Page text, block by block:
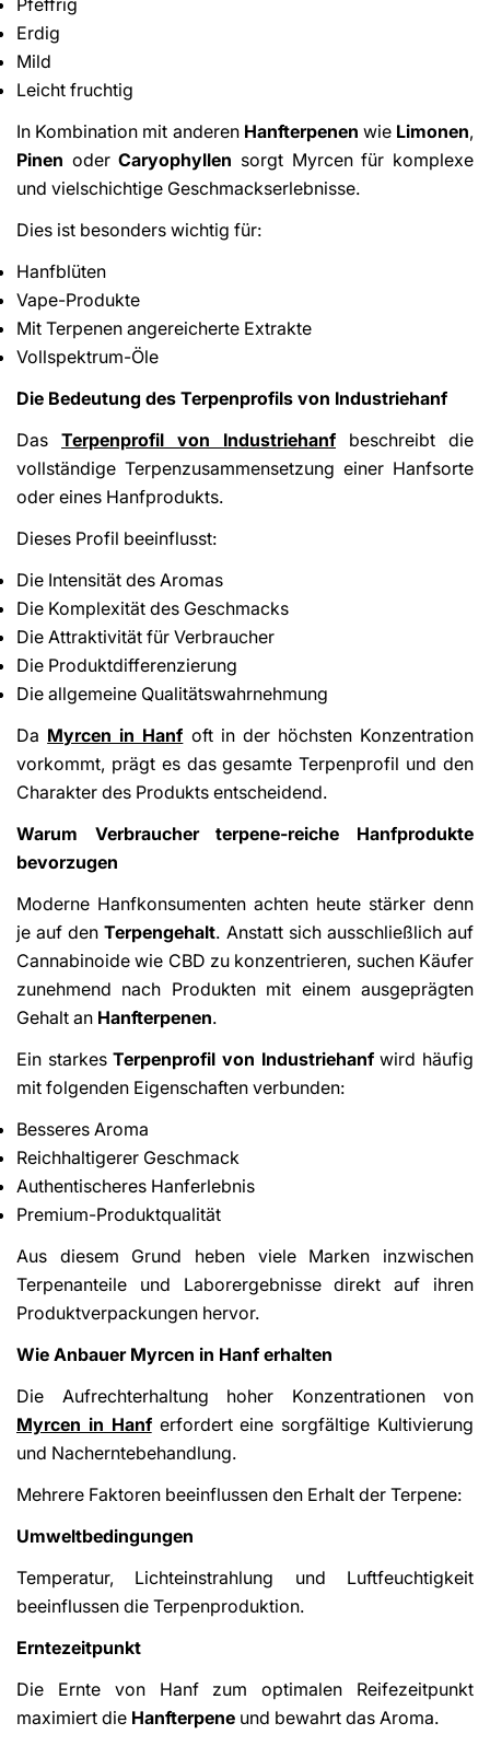
Erdig
Mild
Leicht fruchtig
In Kombination mit anderen Hanfterpenen wie Limonen,
Pinen oderCaryophyllen sorgt Myrcen für komplexe
und vielschichtige Geschmackserlebnisse.
Dies ist besonders wichtig für:
Hanfblüten
Vape-Produkte
Mit Terpenen angereicherte Extrakte
Vollspektrum-Öle
Die Bedeutung des Terpenprofils von Industriehanf
Das Terpenprofil von Industriehanf beschreibt die
vollständige Terpenzusammensetzung einer Hanfsorte
oder eines Hanfprodukts.
Dieses Profil beeinflusst:
Die Intensität des Aromas
Die Komplexität des Geschmacks
Die Attraktivität für Verbraucher
Die Produktdifferenzierung
Die allgemeine Qualitätswahrnehmung
Da Myrcen in Hanf oft in der höchsten Konzentration
vorkommt, prägt es das gesamte Terpenprofil und den
Charakter des Produkts entscheidend.
Warum Verbraucher terpene-reiche Hanfprodukte
bevorzugen
Moderne Hanfkonsumenten achten heute stärker denn
je auf denTerpengehalt. Anstatt sich ausschließlich auf
Cannabinoide wie CBD zu konzentrieren, suchen Käufer
zunehmend nach Produkten mit einem ausgeprägten
Gehalt an Hanfterpenen.
Ein starkesTerpenprofil von Industriehanfwird häufig
mit folgenden Eigenschaften verbunden:
Besseres Aroma
Reichhaltigerer Geschmack
Authentischeres Hanferlebnis
Premium-Produktqualität
Aus diesem Grund heben viele Marken inzwischen
Terpenanteile und Laborergebnisse direkt auf ihren
Produktverpackungen hervor.
Wie Anbauer Myrcen in Hanf erhalten
Die Aufrechterhaltung hoher Konzentrationen von
Myrcen in Hanferfordert eine sorgfältige Kultivierung
und Nacherntebehandlung.
Mehrere Faktoren beeinflussen den Erhalt der Terpene:
Umweltbedingungen
Temperatur, Lichteinstrahlung und Luftfeuchtigkeit
beeinflussen die Terpenproduktion.
Erntezeitpunkt
Die Ernte von Hanf zum optimalen Reifezeitpunkt
maximiert die Hanfterpene und bewahrt das Aroma.
Share This Article
Copy
on
Facebook
on
X
on
Pinterest